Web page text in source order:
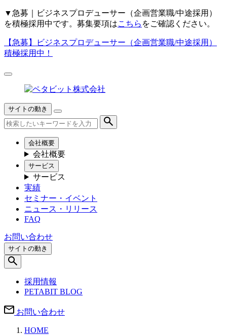
▼ 急募｜ビジネスプロデューサー（企画営業職/中途採用）
を積極採用中です。募集要項はこちら をご確認ください。
【急募】
ビジネスプロデューサー（企画営業職/中途採用）
積極採用中！
サイトの動き
会社概要
会社概要
サービス
サービス
実績
セミナー・イベント
ニュース・リリース
FAQ
お問い合わせ
サイトの動き
採用情報
PETABIT BLOG
お問い合わせ
HOME